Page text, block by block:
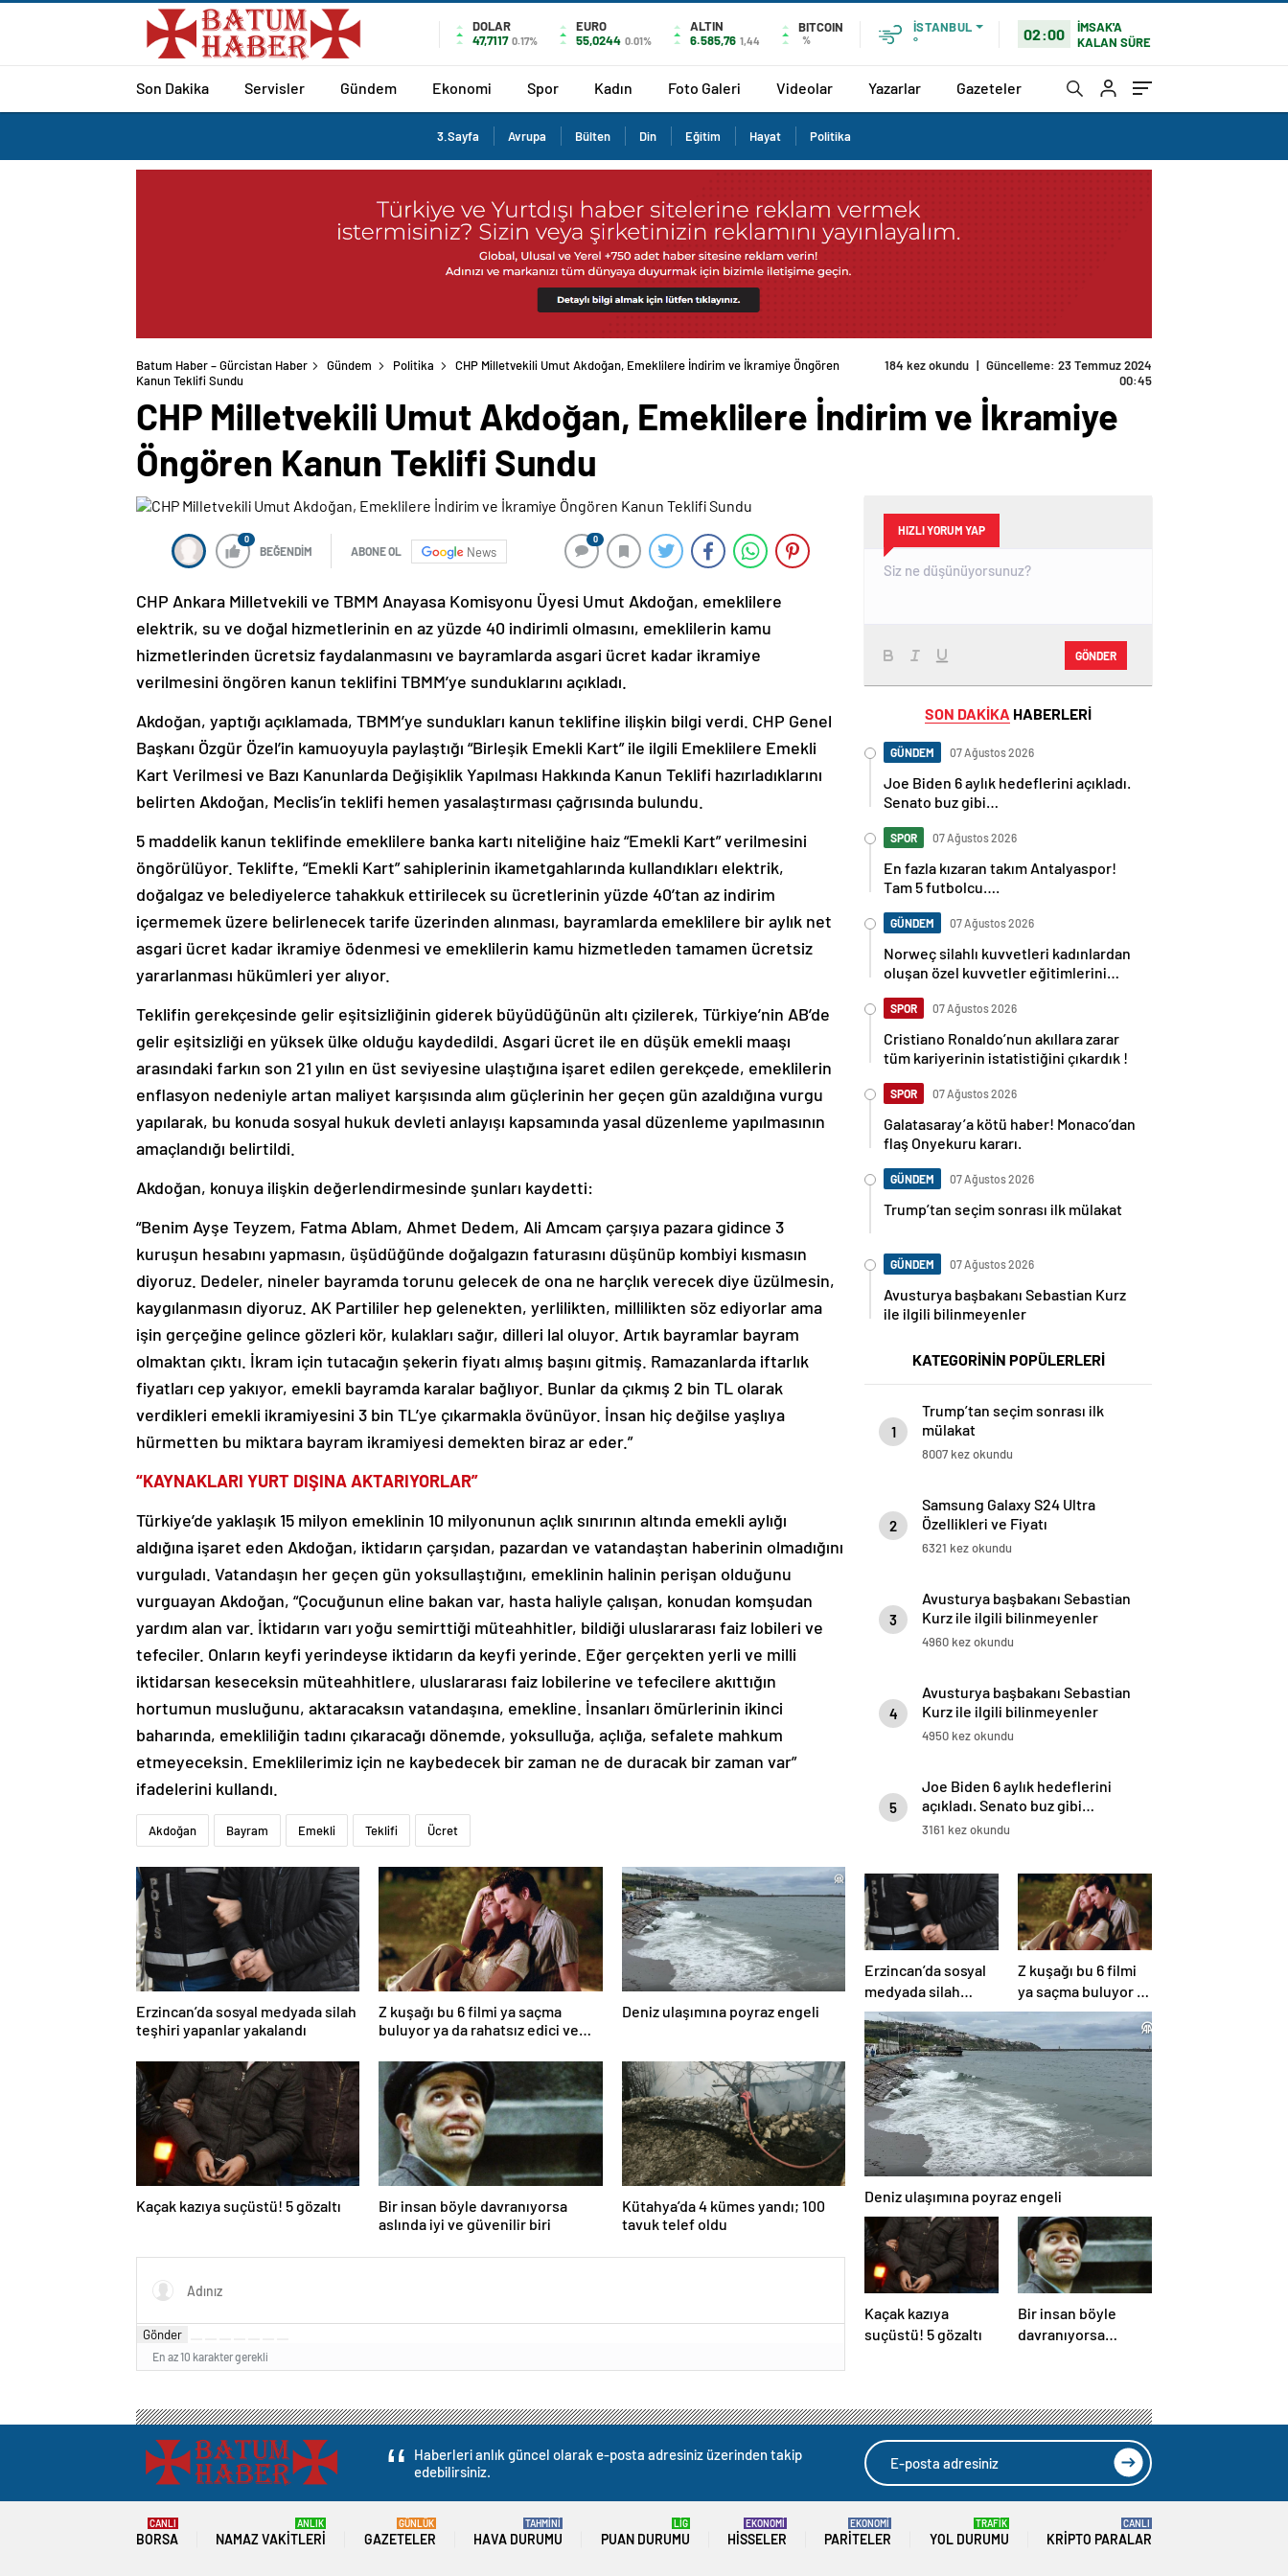
DOLAR
47,7117 0.17%
EURO
55,0244 0.01%
ALTIN
6.585,76 1,44
BITCOIN
%
İSTANBUL
°
02:00
İMSAK'A
KALAN SÜRE
Son Dakika Servisler Gündem Ekonomi Spor Kadın Foto Galeri Videolar Yazarlar Gazeteler
3.Sayfa Avrupa Bülten Din Eğitim Hayat Politika
Batum Haber – Gürcistan Haber Gündem Politika
CHP Milletvekili Umut Akdoğan, Emeklilere İndirim ve İkramiye Öngören
Kanun Teklifi Sundu
184 kez okundu | Güncelleme: 23 Temmuz 2024
00:45
CHP Milletvekili Umut Akdoğan, Emeklilere İndirim ve İkramiye
Öngören Kanun Teklifi Sundu
0
BEĞENDİM ABONE OL News
0
CHP Ankara Milletvekili ve TBMM Anayasa Komisyonu Üyesi Umut Akdoğan, emeklilere
elektrik, su ve doğal hizmetlerinin en az yüzde 40 indirimli olmasını, emeklilerin kamu
hizmetlerinden ücretsiz faydalanmasını ve bayramlarda asgari ücret kadar ikramiye
verilmesini öngören kanun teklifini TBMM’ye sunduklarını açıkladı.
Akdoğan, yaptığı açıklamada, TBMM’ye sundukları kanun teklifine ilişkin bilgi verdi. CHP Genel
Başkanı Özgür Özel’in kamuoyuyla paylaştığı “Birleşik Emekli Kart” ile ilgili Emeklilere Emekli
Kart Verilmesi ve Bazı Kanunlarda Değişiklik Yapılması Hakkında Kanun Teklifi hazırladıklarını
belirten Akdoğan, Meclis’in teklifi hemen yasalaştırması çağrısında bulundu.
5 maddelik kanun teklifinde emeklilere banka kartı niteliğine haiz “Emekli Kart” verilmesini
öngörülüyor. Teklifte, “Emekli Kart” sahiplerinin ikametgahlarında kullandıkları elektrik,
doğalgaz ve belediyelerce tahakkuk ettirilecek su ücretlerinin yüzde 40’tan az indirim
içermemek üzere belirlenecek tarife üzerinden alınması, bayramlarda emeklilere bir aylık net
asgari ücret kadar ikramiye ödenmesi ve emeklilerin kamu hizmetleden tamamen ücretsiz
yararlanması hükümleri yer alıyor.
Teklifin gerekçesinde gelir eşitsizliğinin giderek büyüdüğünün altı çizilerek, Türkiye’nin AB’de
gelir eşitsizliği en yüksek ülke olduğu kaydedildi. Asgari ücret ile en düşük emekli maaşı
arasındaki farkın son 21 yılın en üst seviyesine ulaştığına işaret edilen gerekçede, emeklilerin
enflasyon nedeniyle artan maliyet karşısında alım güçlerinin her geçen gün azaldığına vurgu
yapılarak, bu konuda sosyal hukuk devleti anlayışı kapsamında yasal düzenleme yapılmasının
amaçlandığı belirtildi.
Akdoğan, konuya ilişkin değerlendirmesinde şunları kaydetti:
“Benim Ayşe Teyzem, Fatma Ablam, Ahmet Dedem, Ali Amcam çarşıya pazara gidince 3
kuruşun hesabını yapmasın, üşüdüğünde doğalgazın faturasını düşünüp kombiyi kısmasın
diyoruz. Dedeler, nineler bayramda torunu gelecek de ona ne harçlık verecek diye üzülmesin,
kaygılanmasın diyoruz. AK Partililer hep gelenekten, yerlilikten, millilikten söz ediyorlar ama
işin gerçeğine gelince gözleri kör, kulakları sağır, dilleri lal oluyor. Artık bayramlar bayram
olmaktan çıktı. İkram için tutacağın şekerin fiyatı almış başını gitmiş. Ramazanlarda iftarlık
fiyatları cep yakıyor, emekli bayramda karalar bağlıyor. Bunlar da çıkmış 2 bin TL olarak
verdikleri emekli ikramiyesini 3 bin TL’ye çıkarmakla övünüyor. İnsan hiç değilse yaşlıya
hürmetten bu miktara bayram ikramiyesi demekten biraz ar eder.”
“KAYNAKLARI YURT DIŞINA AKTARIYORLAR”
Türkiye’de yaklaşık 15 milyon emeklinin 10 milyonunun açlık sınırının altında emekli aylığı
aldığına işaret eden Akdoğan, iktidarın çarşıdan, pazardan ve vatandaştan haberinin olmadığını
vurguladı. Vatandaşın her geçen gün yoksullaştığını, emeklinin halinin perişan olduğunu
vurguayan Akdoğan, “Çocuğunun eline bakan var, hasta haliyle çalışan, konudan komşudan
yardım alan var. İktidarın varı yoğu semirttiği müteahhitler, bildiği uluslararası faiz lobileri ve
tefeciler. Onların keyfi yerindeyse iktidarın da keyfi yerinde. Eğer gerçekten yerli ve milli
iktidarsan keseceksin müteahhitlere, uluslararası faiz lobilerine ve tefecilere akıttığın
hortumun musluğunu, aktaracaksın vatandaşına, emekline. İnsanları ömürlerinin ikinci
baharında, emekliliğin tadını çıkaracağı dönemde, yoksulluğa, açlığa, sefalete mahkum
etmeyeceksin. Emeklilerimiz için ne kaybedecek bir zaman ne de duracak bir zaman var”
ifadelerini kullandı.
Akdoğan Bayram Emekli Teklifi Ücret
Erzincan’da sosyal medyada silah
teşhiri yapanlar yakalandı
Z kuşağı bu 6 filmi ya saçma
buluyor ya da rahatsız edici ve
Deniz ulaşımına poyraz engeli
Kaçak kazıya suçüstü! 5 gözaltı
Bir insan böyle davranıyorsa
aslında iyi ve güvenilir biri
Kütahya’da 4 kümes yandı; 100
tavuk telef oldu
Gönder
En az 10 karakter gerekli
HIZLI YORUM YAP
GÖNDER
SON DAKİKA HABERLERİ
GÜNDEM 07 Ağustos 2026
Joe Biden 6 aylık hedeflerini açıkladı.
Senato buz gibi…
SPOR 07 Ağustos 2026
En fazla kızaran takım Antalyaspor!
Tam 5 futbolcu….
GÜNDEM 07 Ağustos 2026
Norweç silahlı kuvvetleri kadınlardan
oluşan özel kuvvetler eğitimlerini
SPOR 07 Ağustos 2026
Cristiano Ronaldo’nun akıllara zarar
tüm kariyerinin istatistiğini çıkardık !
SPOR 07 Ağustos 2026
Galatasaray’a kötü haber! Monaco’dan
flaş Onyekuru kararı.
GÜNDEM 07 Ağustos 2026
Trump’tan seçim sonrası ilk mülakat
GÜNDEM 07 Ağustos 2026
Avusturya başbakanı Sebastian Kurz
ile ilgili bilinmeyenler
KATEGORİNİN POPÜLERLERİ
1
Trump’tan seçim sonrası ilk
mülakat
8007 kez okundu
2
Samsung Galaxy S24 Ultra
Özellikleri ve Fiyatı
6321 kez okundu
3
Avusturya başbakanı Sebastian
Kurz ile ilgili bilinmeyenler
4960 kez okundu
4
Avusturya başbakanı Sebastian
Kurz ile ilgili bilinmeyenler
4950 kez okundu
5
Joe Biden 6 aylık hedeflerini
açıkladı. Senato buz gibi…
3161 kez okundu
Erzincan’da sosyal
medyada silah
teşhiri yapanlar
yakalandı
Z kuşağı bu 6 filmi
ya saçma buluyor ya
da rahatsız edici ve
toksik!
Deniz ulaşımına poyraz engeli
Kaçak kazıya
suçüstü! 5 gözaltı
Bir insan böyle
davranıyorsa
Haberleri anlık güncel olarak e-posta adresiniz üzerinden takip
edebilirsiniz.
BORSA
CANLI
NAMAZ VAKITLERI
ANLIK
GAZETELER
GÜNLÜK
HAVA DURUMU
TAHMİNİ
PUAN DURUMU
LİG
HISSELER
EKONOMİ
PARITELER
EKONOMİ
YOL DURUMU
TRAFİK
KRIPTO PARALAR
CANLI